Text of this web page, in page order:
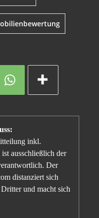
inkl.
ausschließlich der
Der
distanziert sich
und macht sich